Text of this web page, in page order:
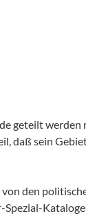
geteilt werden
daß sein
den